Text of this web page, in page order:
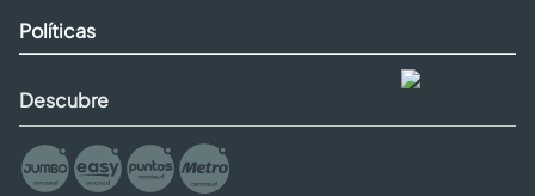
Políticas
Descubre